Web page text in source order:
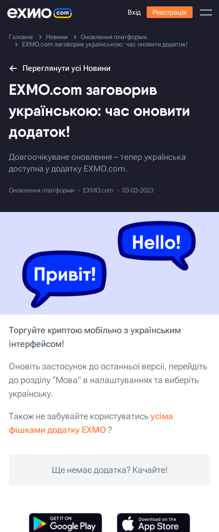
Вхід Реєстрація
Головна Новини
Оновлення платформи
EXMO.com заговорив українською: час оновити додаток!
Переглянути усі Новини
EXMO.com заговорив
українською: час оновити
додаток!
Довгоочікуване оновлення – тепер українська
доступна у додатку EXMO.com.
Оновлення платформи EXMO.com 03-03-2023
Торгуйте криптою мобільно з українським
інтерфейсом!
Оновіть застосунок до останньої версії, перейдіть
до розділу “Мова” в налаштуваннях та виберіть
українську.
Також не забувайте користуватисьусіма
фішками додатку EXMO ?
Ще немає додатка? Качайте!